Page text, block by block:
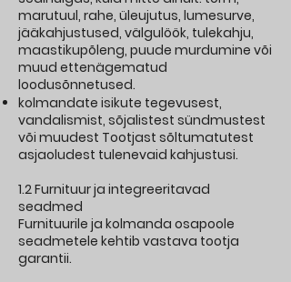
marutuul, rahe, üleujutus, lumesurve,
jääkahjustused, välgulöök, tulekahju,
maastikupõleng, puude murdumine või
muud ettenägematud
loodusõnnetused.
kolmandate isikute tegevusest,
vandalismist, sõjalistest sündmustest
või muudest Tootjast sõltumatutest
asjaoludest tulenevaid kahjustusi.
1.2 Furnituur ja integreeritavad
seadmed
Furnituurile ja kolmanda osapoole
seadmetele kehtib vastava tootja
garantii.